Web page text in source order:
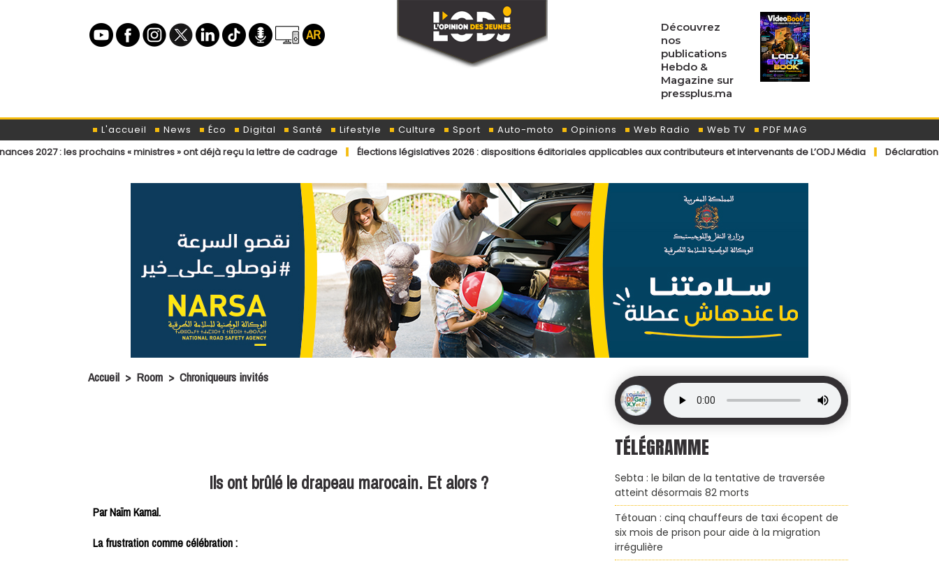
Découvrez
nos
publications
Hebdo &
Magazine sur
pressplus.ma
L'accueil News Éco Digital Santé Lifestyle Culture Sport Auto-moto Opinions Web Radio Web TV
PDF MAG
« ministres » ont déjà reçu la lettre de cadrage
Élections législatives 2026 : dispositions éditoriales applicables aux contributeurs et intervenants de L’ODJ Média Déclaration du porte-parole
Accueil > Room > Chroniqueurs invités
Ils ont brûlé le drapeau marocain. Et alors ?
Par Naïm Kamal.
La frustration comme célébration :
TÉLÉGRAMME
Sebta : le bilan de la tentative de traversée
atteint désormais 82 morts
Tétouan : cinq chauffeurs de taxi écopent de
six mois de prison pour aide à la migration
irrégulière